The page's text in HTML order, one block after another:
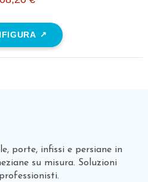
porte, infissi e persiane in
su misura. Soluzioni